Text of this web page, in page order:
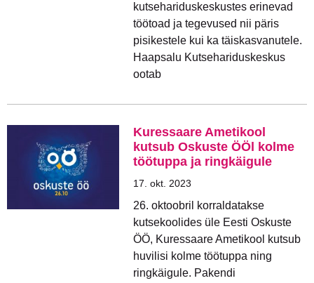
kutsehariduskeskustes erinevad
töötoad ja tegevused nii päris
pisikestele kui ka täiskasvanutele.
Haapsalu Kutsehariduskeskus
ootab
Kuressaare Ametikool
kutsub Oskuste ÖÖl kolme
töötuppa ja ringkäigule
17. okt. 2023
26. oktoobril korraldatakse
kutsekoolides üle Eesti Oskuste
ÖÖ, Kuressaare Ametikool kutsub
huvilisi kolme töötuppa ning
ringkäigule. Pakendi